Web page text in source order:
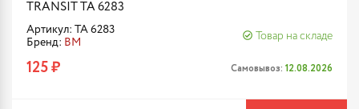
TRANSIT TA 6283
Артикул: TA 6283
Бренд: BM
Товар на складе
125 ₽ Самовывоз: 12.08.2026